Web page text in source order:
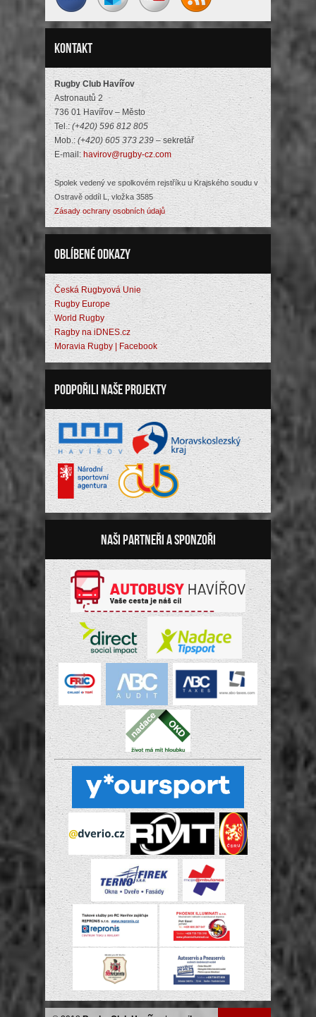
Kontakt
Rugby Club Havířov
Astronautů 2
736 01 Havířov – Město
Tel.:(+420) 596 812 805
Mob.: (+420) 605 373 239 – sekretář
E-mail: havirov@rugby-cz.com
Spolek vedený ve spolkovém rejstříku u Krajského soudu v
Ostravě oddíl L, vložka 3585
Zásady ochrany osobních údajů
Oblíbené odkazy
Česká Rugbyová Unie
Rugby Europe
World Rugby
Ragby na iDNES.cz
Moravia Rugby | Facebook
Podpořili naše projekty
Naši partneři a sponzoři